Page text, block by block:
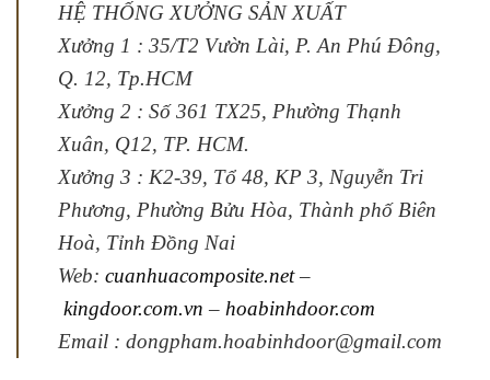
HỆ THỐNG XƯỞNG SẢN XUẤT
Xưởng 1 : 35/T2 Vườn Lài, P. An Phú Đông,
Q. 12, Tp.HCM
Xưởng 2 : Số 361 TX25, Phường Thạnh
Xuân, Q12, TP. HCM.
Xưởng 3 : K2-39, Tổ 48, KP 3, Nguyễn Tri
Phương, Phường Bửu Hòa, Thành phố Biên
Hoà, Tỉnh Đồng Nai
Web: cuanhuacomposite.net–
kingdoor.com.vn – hoabinhdoor.com
Email : dongpham.hoabinhdoor@gmail.com